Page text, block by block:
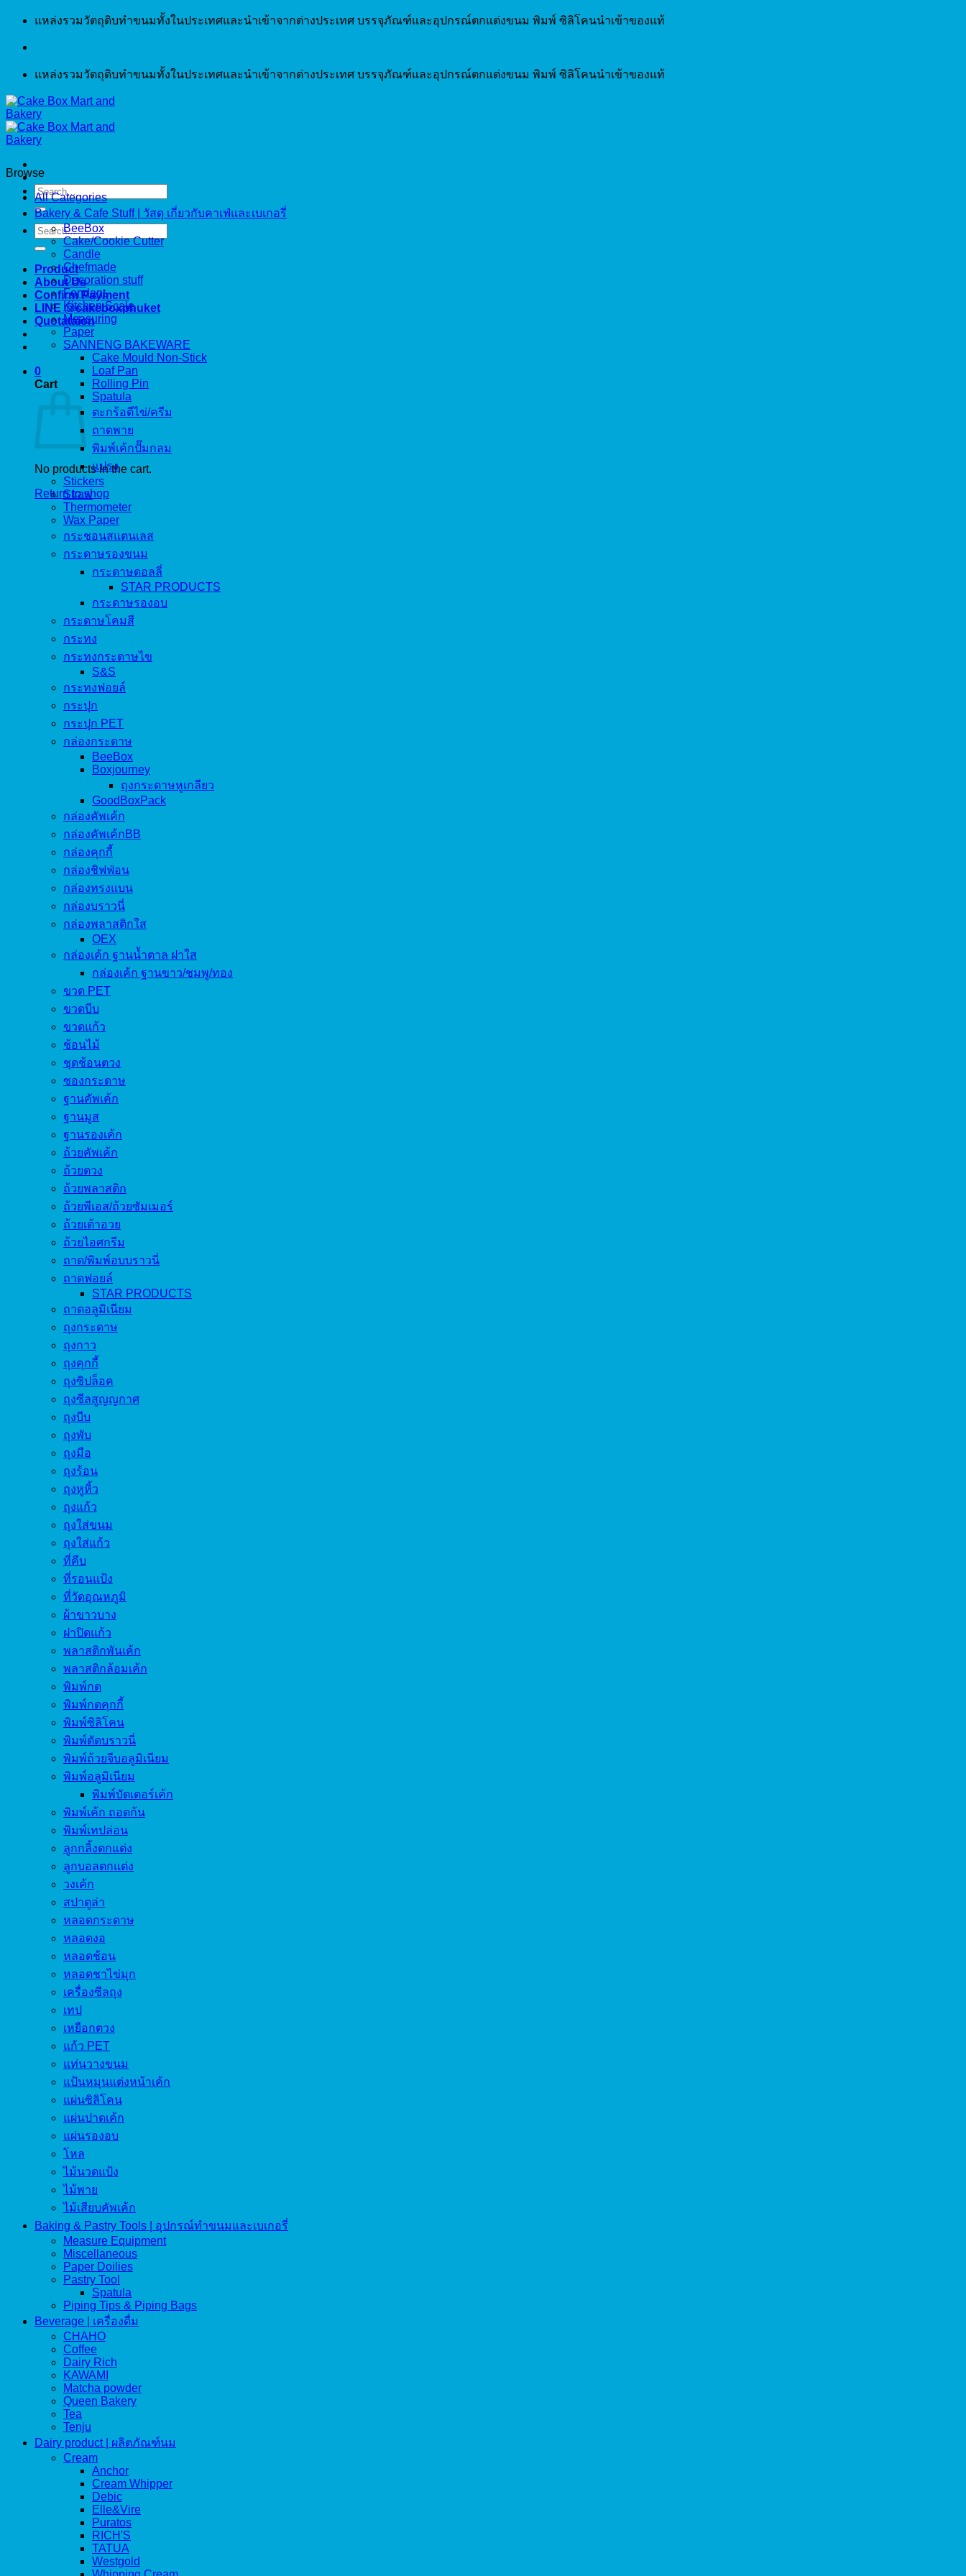
Skip
แหล่งรวมวัตถุดิบทำขนมทั้งในประเทศและนำเข้าจากต่างประเทศ บรรจุภัณฑ์และอุปกรณ์ตกแต่งขนม พิมพ์ ซิลิโคนนำเข้าของแท้
แหล่งรวมวัตถุดิบทำขนมทั้งในประเทศและนำเข้าจากต่างประเทศ บรรจุภัณฑ์และอุปกรณ์ตกแต่งขนม พิมพ์ ซิลิโคนนำเข้าของแท้
Search
for:
Search
for:
Product
About Us
Confirm Payment
LINE @cakeboxphuket
Quotataion
0
Cart
No products in the cart.
Return to shop
Browse
All Categories
Bakery & Cafe Stuff | วัสดุ เกี่ยวกับคาเฟ่และเบเกอรี่
BeeBox
Cake/Cookie Cutter
Candle
Chefmade
Decoration stuff
Fondant
Kitchen Scale
Measuring
Paper
SANNENG BAKEWARE
Cake Mould Non-Stick
Loaf Pan
Rolling Pin
Spatula
ตะกร้อตีไข่/ครีม
ถาดพาย
พิมพ์เค้กปั๊มกลม
แปรง
Stickers
Straw
Thermometer
Wax Paper
กระชอนสแตนเลส
กระดาษรองขนม
กระดาษดอลลี่
STAR PRODUCTS
กระดาษรองอบ
กระดาษโคมสี
กระทง
กระทงกระดาษไข
S&S
กระทงฟอยล์
กระปุก
กระปุก PET
กล่องกระดาษ
BeeBox
Boxjourney
ถุงกระดาษหูเกลียว
GoodBoxPack
กล่องคัพเค้ก
กล่องคัพเค้กBB
กล่องคุกกี้
กล่องชิฟฟ่อน
กล่องทรงแบน
กล่องบราวนี่
กล่องพลาสติกใส
OEX
กล่องเค้ก ฐานน้ำตาล ฝาใส
กล่องเค้ก ฐานขาว/ชมพู/ทอง
ขวด PET
ขวดบีบ
ขวดแก้ว
ช้อนไม้
ชุดช้อนตวง
ซองกระดาษ
ฐานคัพเค้ก
ฐานมูส
ฐานรองเค้ก
ถ้วยคัพเค้ก
ถ้วยตวง
ถ้วยพลาสติก
ถ้วยพีเอส/ถ้วยซัมเมอร์
ถ้วยเต้าอวย
ถ้วยไอศกรีม
ถาด/พิมพ์อบบราวนี่
ถาดฟอยล์
STAR PRODUCTS
ถาดอลูมิเนียม
ถุงกระดาษ
ถุงกาว
ถุงคุกกี้
ถุงซิปล็อค
ถุงซีลสูญญกาศ
ถุงบีบ
ถุงพับ
ถุงมือ
ถุงร้อน
ถุงหูหิ้ว
ถุงแก้ว
ถุงใส่ขนม
ถุงใส่แก้ว
ที่คีบ
ที่รอนแป้ง
ที่วัดอุณหภูมิ
ผ้าขาวบาง
ฝาปิดแก้ว
พลาสติกพันเค้ก
พลาสติกล้อมเค้ก
พิมพ์กด
พิมพ์กดคุกกี้
พิมพ์ซิลิโคน
พิมพ์ตัดบราวนี่
พิมพ์ถ้วยจีบอลูมิเนียม
พิมพ์อลูมิเนียม
พิมพ์บัตเตอร์เค้ก
พิมพ์เค้ก ถอดก้น
พิมพ์เทปล่อน
ลูกกลิ้งตกแต่ง
ลูกบอลตกแต่ง
วงเค้ก
สปาตูล่า
หลอดกระดาษ
หลอดงอ
หลอดช้อน
หลอดชาไข่มุก
เครื่องซีลถุง
เทป
เหยือกตวง
แก้ว PET
แท่นวางขนม
แป้นหมุนแต่งหน้าเค้ก
แผ่นซิลิโคน
แผ่นปาดเค้ก
แผ่นรองอบ
โหล
ไม้นวดแป้ง
ไม้พาย
ไม้เสียบคัพเค้ก
Baking & Pastry Tools | อุปกรณ์ทำขนมและเบเกอรี่
Measure Equipment
Miscellaneous
Paper Doilies
Pastry Tool
Spatula
Piping Tips & Piping Bags
Beverage | เครื่องดื่ม
CHAHO
Coffee
Dairy Rich
KAWAMI
Matcha powder
Queen Bakery
Tea
Tenju
Dairy product | ผลิตภัณฑ์นม
Cream
Anchor
Cream Whipper
Debic
Elle&Vire
Puratos
RICH'S
TATUA
Westgold